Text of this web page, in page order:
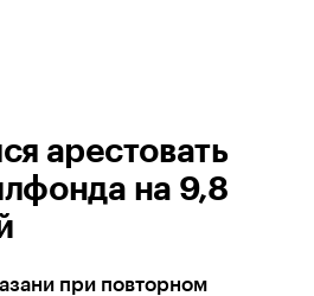
арестовать
на 9,8
при повторном